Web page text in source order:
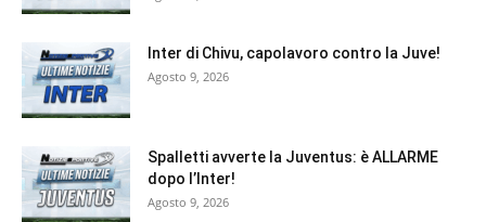
Inter di Chivu, capolavoro contro la Juve!
Agosto 9, 2026
Spalletti avverte la Juventus: è ALLARME
dopo l’Inter!
Agosto 9, 2026